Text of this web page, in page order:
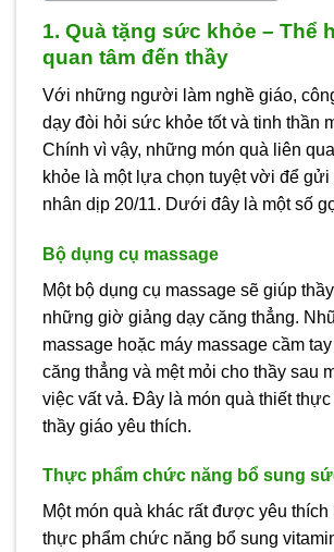
1. Quà tặng sức khỏe – Thể
quan tâm đến thầy
Với những người làm nghề giáo,
dạy đòi hỏi sức khỏe tốt và tinh thần
Chính vì vậy, những món quà liên
khỏe là một lựa chọn tuyệt vời để gửi
nhân dịp 20/11. Dưới đây là một số
Bộ dụng cụ massage
Một bộ dụng cụ massage sẽ giúp
những giờ giảng dạy căng thẳng.
massage hoặc máy massage cầm
căng thẳng và mệt mỏi cho thầy sau
việc vất vả. Đây là món quà thiết
thầy giáo yêu thích.
Thực phẩm chức năng bổ sung
Một món quà khác rất được yêu thích
thực phẩm chức năng bổ sung